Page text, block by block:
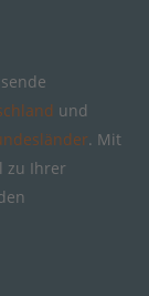
und
. Mit
zu Ihrer